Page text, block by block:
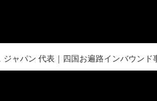
ャパン 代表｜四国お遍路インバウン